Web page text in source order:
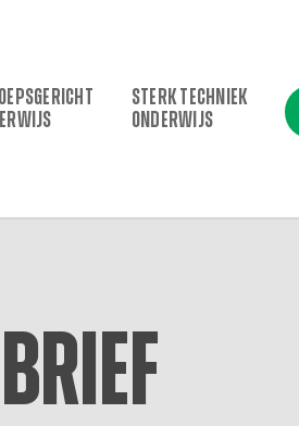
STERK TECHNIEK
ONDERWIJS